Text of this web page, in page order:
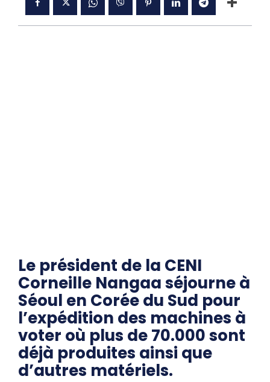
Le président de la CENI
Corneille Nangaa séjourne à
Séoul en Corée du Sud pour
l’expédition des machines à
voter où plus de 70.000 sont
déjà produites ainsi que
d’autres matériels.